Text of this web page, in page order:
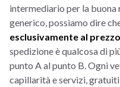
intermediario per la buona
generico, possiamo dire
esclusivamente al
spedizione è qualcosa di
punto A al punto B. Ogni
capillarità e servizi, gratuiti